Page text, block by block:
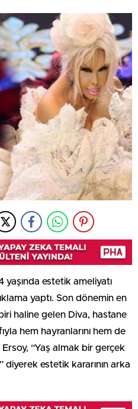
yaşında estetik ameliyatı
yaptı. Son dönemin en
haline gelen Diva, hastane
hem hayranlarını hem de
Ersoy, “Yaş almak bir gerçek
diyerek estetik kararının arka